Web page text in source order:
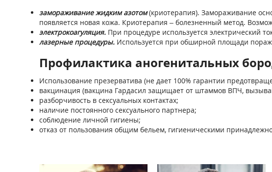
замораживание жидким азотом(криотерапия). Замораживание
появляется новая кожа. Криотерапия – болезненный метод.
электрокоагуляция.При процедуре используется электрический
лазерные процедуры.Используется при обширной площади
Профилактика аногенитальных
Использование презерватива (не дает 100% гарантии
вакцинация (вакцина Гардасил защищает от штаммов ВПЧ,
разборчивость в сексуальных контактах;
наличие постоянного сексуального партнера;
соблюдение личной гигиены;
отказ от пользования общим бельем, гигиеническими